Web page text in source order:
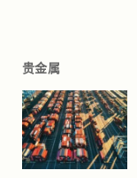
贵金属